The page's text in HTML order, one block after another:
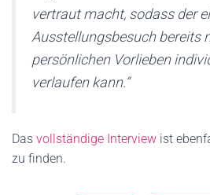
vertraut macht, sodass der
Ausstellungsbesuch bereits
persönlichen Vorlieben
verlaufen kann.“
Das vollständige Interview ist
zu finden.